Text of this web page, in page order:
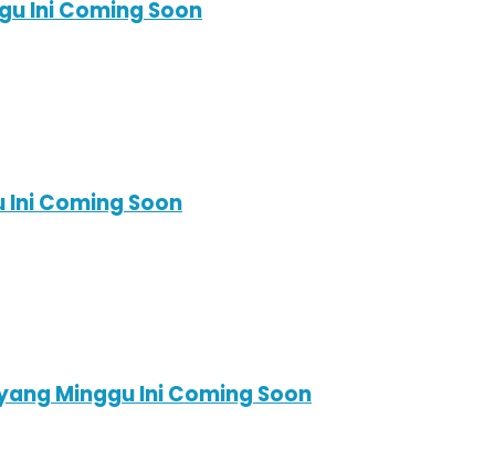
Ini Coming Soon
Ini Coming Soon
Minggu Ini Coming Soon